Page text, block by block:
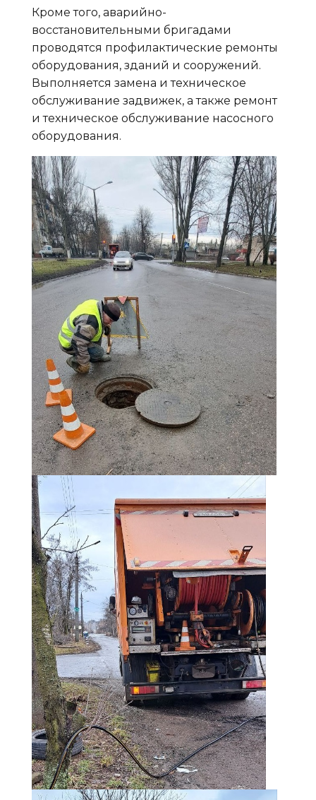
Кроме того, аварийно-
восстановительными бригадами
проводятся профилактические ремонты
оборудования, зданий и сооружений.
Выполняется замена и техническое
обслуживание задвижек, а также ремонт
и техническое обслуживание насосного
оборудования.